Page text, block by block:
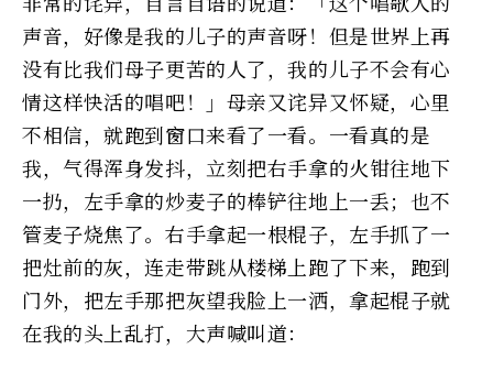
声音，好像是我的儿子的声音呀！但是世界上再
没有比我们母子更苦的人了，我的儿子不会有心
情这样快活的唱吧！」母亲又诧异又怀疑，心里
不相信，就跑到窗口来看了一看。一看真的是
我，气得浑身发抖，立刻把右手拿的火钳往地下
一扔，左手拿的炒麦子的棒铲往地上一丢；也不
管麦子烧焦了。右手拿起一根棍子，左手抓了一
把灶前的灰，连走带跳从楼梯上跑了下来，跑到
门外，把左手那把灰望我脸上一洒，拿起棍子就
在我的头上乱打，大声喊叫道：